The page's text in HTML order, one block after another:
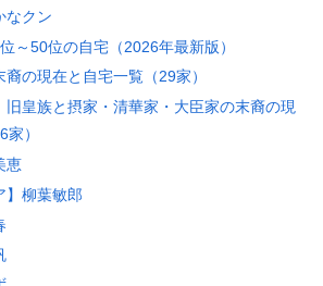
なクン
～50位の自宅（2026年最新版）
裔の現在と自宅一覧（29家）
旧皇族と摂家・清華家・大臣家の末裔の現
）
恵
】柳葉敏郎